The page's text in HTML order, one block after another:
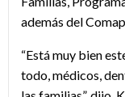
además del
“Está muy bien
todo, médicos,